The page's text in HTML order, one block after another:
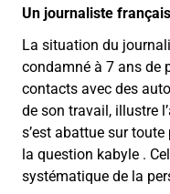
Un journaliste
La situation du
condamné à 7 ans de
contacts avec des
de son travail, illustre
s’est abattue sur toute
la question kabyle .
systématique de la